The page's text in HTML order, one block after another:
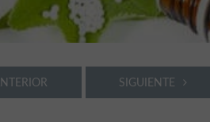
SIGUIENTE